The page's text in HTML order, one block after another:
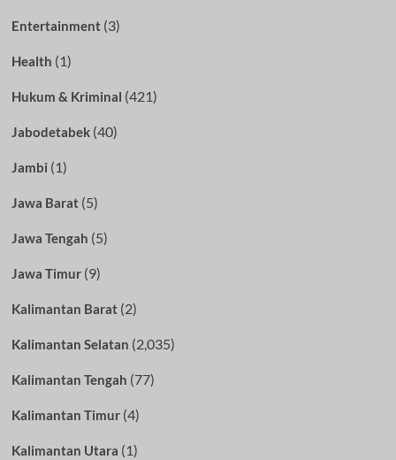
Entertainment(3)
Health (1)
Hukum & Kriminal (421)
Jabodetabek(40)
Jambi (1)
Jawa Barat(5)
Jawa Tengah (5)
Jawa Timur(9)
Kalimantan Barat(2)
Kalimantan Selatan (2,035)
Kalimantan Tengah (77)
Kalimantan Timur(4)
Kalimantan Utara (1)